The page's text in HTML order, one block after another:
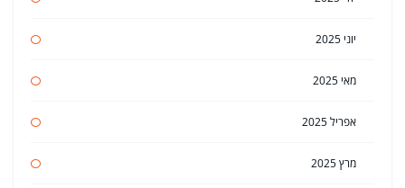
יוני 2025
מאי 2025
אפריל 2025
מרץ 2025